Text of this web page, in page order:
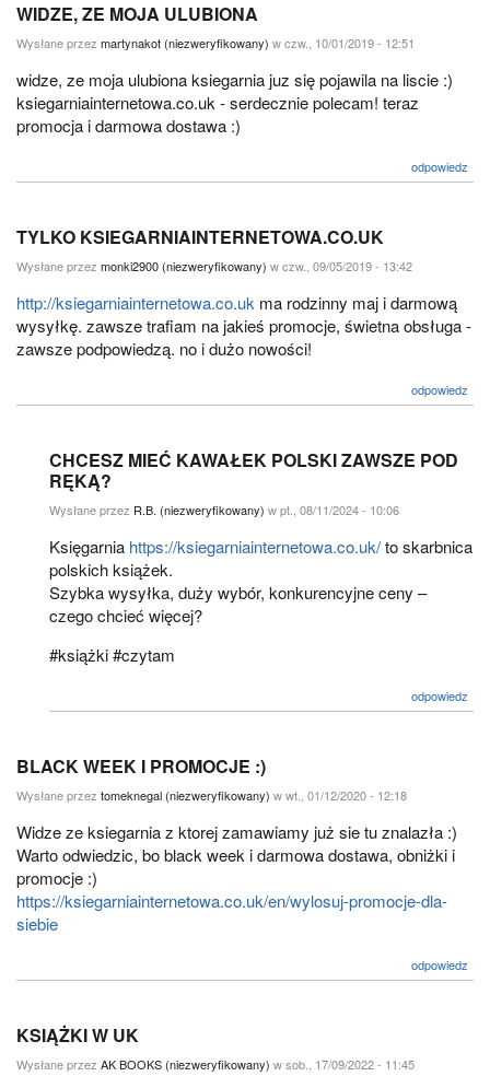
WIDZE, ZE MOJA ULUBIONA
Wysłane przez martynakot (niezweryfikowany) w czw., 10/01/2019 - 12:51
widze, ze moja ulubiona ksiegarnia juz się pojawila na liscie :)
ksiegarniainternetowa.co.uk - serdecznie polecam! teraz
promocja i darmowa dostawa :)
odpowiedz
TYLKO KSIEGARNIAINTERNETOWA.CO.UK
Wysłane przez monki2900 (niezweryfikowany) w czw., 09/05/2019 - 13:42
http://ksiegarniainternetowa.co.uk ma rodzinny maj i darmową
wysyłkę. zawsze trafiam na jakieś promocje, świetna obsługa -
zawsze podpowiedzą. no i dużo nowości!
odpowiedz
CHCESZ MIEĆ KAWAŁEK POLSKI ZAWSZE POD
RĘKĄ?
Wysłane przez R.B. (niezweryfikowany) w pt., 08/11/2024 - 10:06
Księgarnia https://ksiegarniainternetowa.co.uk/to skarbnica
polskich książek.
Szybka wysyłka, duży wybór, konkurencyjne ceny –
czego chcieć więcej?
#książki #czytam
odpowiedz
BLACK WEEK I PROMOCJE :)
Wysłane przez tomeknegal (niezweryfikowany) w wt., 01/12/2020 - 12:18
Widze ze ksiegarnia z ktorej zamawiamy już sie tu znalazła :)
Warto odwiedzic, bo black week i darmowa dostawa, obniżki i
promocje :)
https://ksiegarniainternetowa.co.uk/en/wylosuj-promocje-dla-
siebie
odpowiedz
KSIĄŻKI W UK
Wysłane przez AK BOOKS (niezweryfikowany) w sob., 17/09/2022 - 11:45